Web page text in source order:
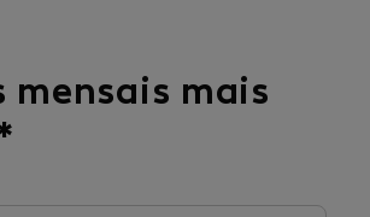
mensais mais
a rota (partida e/ou destino)